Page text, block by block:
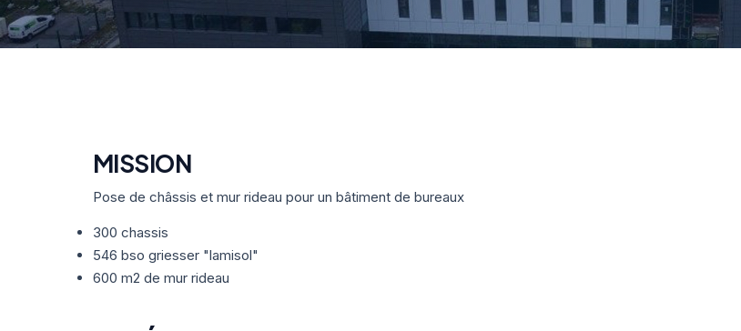
MISSION
Pose de châssis et mur rideau pour un bâtiment de bureaux
300 chassis
546 bso griesser "lamisol"
600 m2 de mur rideau